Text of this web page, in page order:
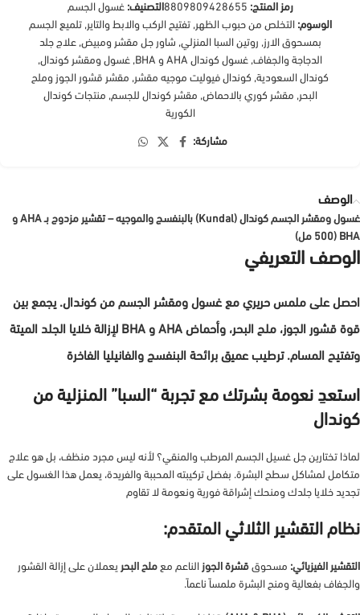
رمز المنتج: 8809809428655 التصنيف: غسول الجسم
الوسوم: التخلص من حبوب الظهر, تفتيح الركب والابط والتاير, تلميع الجسم
بمسحوق الارز, روتين السبا المنزلي, شاور جل مقشر ومبيض, علاج جلد
الدجاجة والجفاف, غسول كوندال AHA و BHA , غسول ومقشر كوندال,
كوندال السعودية, كوندال فيوليت موجيه مقشر, مقشر قشور الجوز وملح
البحر, مقشر كوري بالاحماض, مقشر كوندال للجسم, منتجات كوندال
الكورية
مشاركة:
الوصف
غسول ومقشر الجسم كوندال (Kundal) بالبنفسج والموجيه – تقشير مزدوج بـ AHA و
BHA (500 مل)
الوصف التعريفي
احصل على ملمس حريري مع غسول ومقشر الجسم من كوندال. يجمع بين
قوة قشور الجوز، ملح البحر، وأحماض AHA و BHA لإزالة خلايا الجلد الميتة
وتفتيح المسام. ترطيب عميق برائحة البنفسج والفانيليا الفاخرة
استعدِ نعومة بشرتك مع تجربة “السبا” المنزلية من
كوندال
لماذا تختارين جل غسيل الجسم المرطب والمنقي؟ لأنه ليس مجرد منظف، بل هو علاج
متكامل لمشاكل سطح البشرة. بفضل تركيبته المحببة والفريدة، يعمل هذا الغسول على
تجديد خلايا جلدك ومنحك إشراقة فورية ونعومة لا تقاوم
نظام التقشير الثلاثي المتقدم:
التقشير الفيزيائي: مسحوق قشرة الجوز الناعم مع ملح البحر يعملان على إزالة القشور
والجفاف بفعالية ومنح البشرة ملمساً ناعماً.